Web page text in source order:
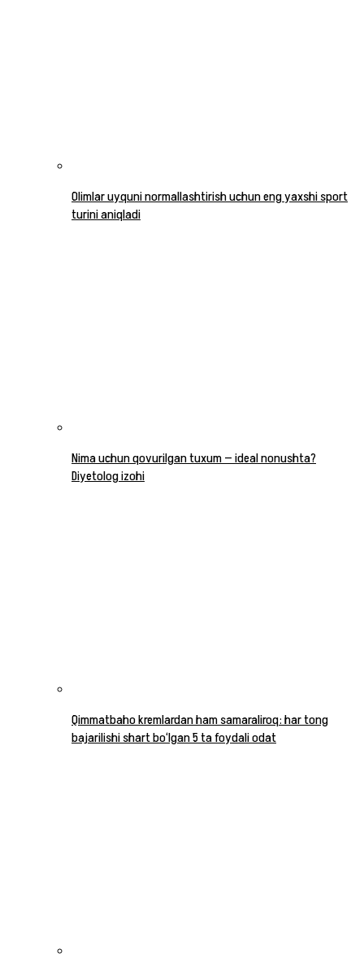
Olimlar uyquni normallashtirish uchun eng yaxshi sport
turini aniqladi
Nima uchun qovurilgan tuxum — ideal nonushta?
Diyetolog izohi
Qimmatbaho kremlardan ham samaraliroq: har tong
bajarilishi shart bo‘lgan 5 ta foydali odat